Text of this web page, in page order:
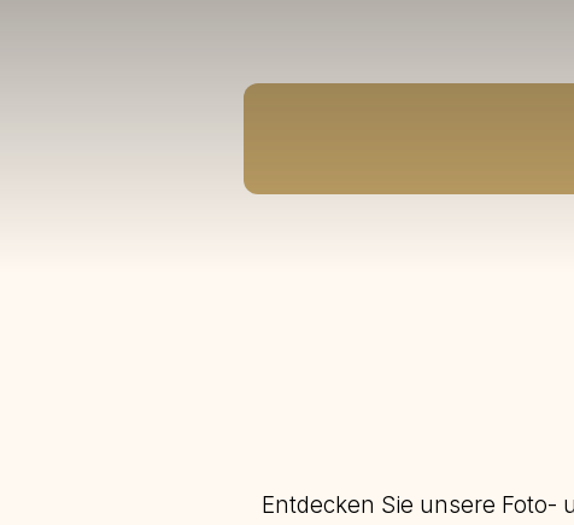
Entdecken Sie unsere Foto-